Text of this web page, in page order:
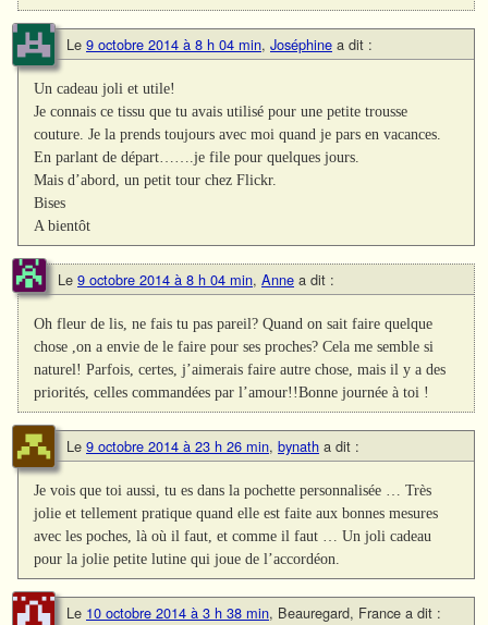
Le 9 octobre 2014 à 8 h 04 min, Joséphine a dit :
Un cadeau joli et utile!
Je connais ce tissu que tu avais utilisé pour une petite trousse
couture. Je la prends toujours avec moi quand je pars en vacances.
En parlant de départ…….je file pour quelques jours.
Mais d’abord, un petit tour chez Flickr.
Bises
A bientôt
Le 9 octobre 2014 à 8 h 04 min, Anne a dit :
Oh fleur de lis, ne fais tu pas pareil? Quand on sait faire quelque
chose ,on a envie de le faire pour ses proches? Cela me semble si
naturel! Parfois, certes, j’aimerais faire autre chose, mais il y a des
priorités, celles commandées par l’amour!!Bonne journée à toi !
Le 9 octobre 2014 à 23 h 26 min, bynath a dit :
Je vois que toi aussi, tu es dans la pochette personnalisée … Très
jolie et tellement pratique quand elle est faite aux bonnes mesures
avec les poches, là où il faut, et comme il faut … Un joli cadeau
pour la jolie petite lutine qui joue de l’accordéon.
Le 10 octobre 2014 à 3 h 38 min, Beauregard, France a dit :